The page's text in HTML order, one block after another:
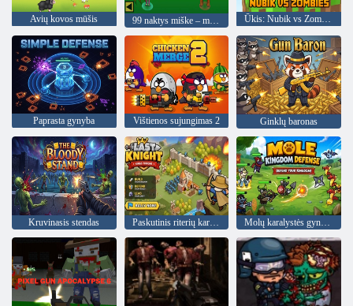
Avių kovos mūšis 99 naktys miške – mūšio būriai Ūkis: Nubik vs Zombies
Paprasta gynyba Vištienos sujungimas 2 Ginklų baronas
Kruvinasis stendas Paskutinis riterių karalių sostas Molų karalystės gynyba